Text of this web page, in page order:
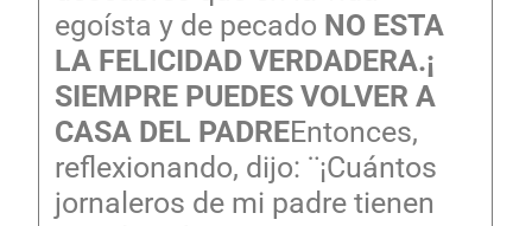
egoísta y de pecado NO ESTA
LA FELICIDAD VERDADERA.¡
SIEMPRE PUEDES VOLVER A
CASA DEL PADREEntonces,
reflexionando, dijo: ¨¡Cuántos
jornaleros de mi padre tienen